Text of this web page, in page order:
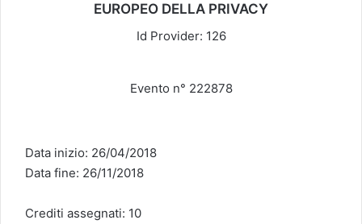
EUROPEO DELLA PRIVACY
Id Provider: 126
Evento n° 222878
Data inizio: 26/04/2018
Data fine: 26/11/2018
Crediti assegnati: 10